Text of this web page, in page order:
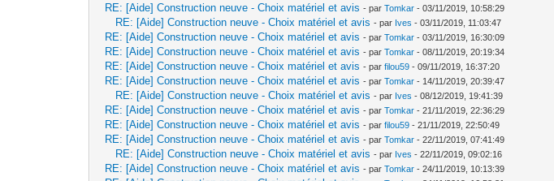
RE: [Aide] Construction neuve - Choix matériel et avis - parTomkar - 03/11/2019, 10:58:29
RE: [Aide] Construction neuve - Choix matériel et avis - par Ives - 03/11/2019, 11:03:47
RE: [Aide] Construction neuve - Choix matériel et avis - parTomkar - 03/11/2019, 16:30:09
RE: [Aide] Construction neuve - Choix matériel et avis - parTomkar - 08/11/2019, 20:19:34
RE: [Aide] Construction neuve - Choix matériel et avis - parfilou59 - 09/11/2019, 16:37:20
RE: [Aide] Construction neuve - Choix matériel et avis - parTomkar - 14/11/2019, 20:39:47
RE: [Aide] Construction neuve - Choix matériel et avis - par Ives - 08/12/2019, 19:41:39
RE: [Aide] Construction neuve - Choix matériel et avis - parTomkar - 21/11/2019, 22:36:29
RE: [Aide] Construction neuve - Choix matériel et avis - parfilou59 - 21/11/2019, 22:50:49
RE: [Aide] Construction neuve - Choix matériel et avis - parTomkar - 22/11/2019, 07:41:49
RE: [Aide] Construction neuve - Choix matériel et avis - par Ives - 22/11/2019, 09:02:16
RE: [Aide] Construction neuve - Choix matériel et avis - parTomkar - 24/11/2019, 10:13:39